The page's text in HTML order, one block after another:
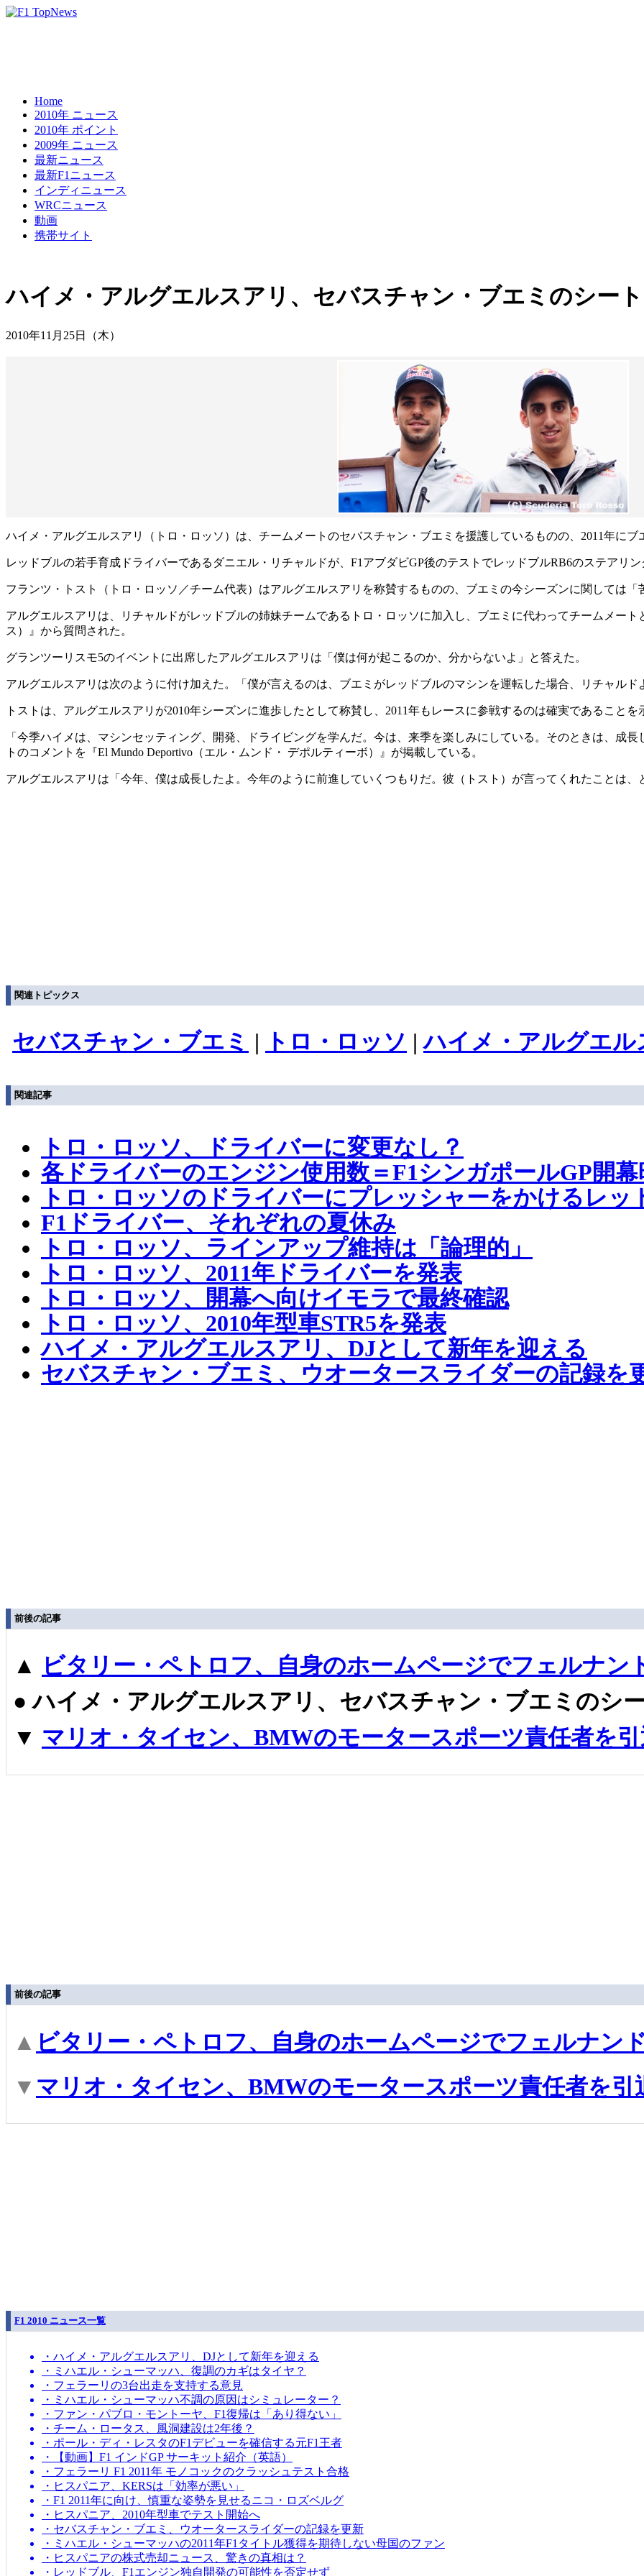
Home
2010年 ニュース
2010年 ポイント
2009年 ニュース
最新ニュース
最新F1ニュース
インディニュース
WRCニュース
動画
携帯サイト
ハイメ・アルグエルスアリ、セバスチャン・ブエミのシー
2010年11月25日（木）
ハイメ・アルグエルスアリ（トロ・ロッソ）は、チームメートのセバスチャン・ブエミを援護しているものの、2011年に
レッドブルの若手育成ドライバーであるダニエル・リチャルドが、F1アブダビGP後のテストでレッドブルRB6のステアリ
フランツ・トスト（トロ・ロッソ／チーム代表）はアルグエルスアリを称賛するものの、ブエミの今シーズンに関しては
アルグエルスアリは、リチャルドがレッドブルの姉妹チームであるトロ・ロッソに加入し、ブエミに代わってチームメー
ス）』から質問された。
グランツーリスモ5のイベントに出席したアルグエルスアリは「僕は何が起こるのか、分からないよ」と答えた。
アルグエルスアリは次のように付け加えた。「僕が言えるのは、ブエミがレッドブルのマシンを運転した場合、リチャル
トストは、アルグエルスアリが2010年シーズンに進歩したとして称賛し、2011年もレースに参戦するのは確実であることを
「今季ハイメは、マシンセッティング、開発、ドライビングを学んだ。今は、来季を楽しみにしている。そのときは、成
トのコメントを『El Mundo Deportivo（エル・ムンド・ デポルティーボ）』が掲載している。
アルグエルスアリは「今年、僕は成長したよ。今年のように前進していくつもりだ。彼（トスト）が言ってくれたことは
関連トピックス
セバスチャン・ブエミ | トロ・ロッソ |ハイメ・アルグエル
関連記事
トロ・ロッソ、ドライバーに変更なし？
各ドライバーのエンジン使用数＝F1シンガポールGP開幕
トロ・ロッソのドライバーにプレッシャーをかけるレッ
F1ドライバー、それぞれの夏休み
トロ・ロッソ、ラインアップ維持は「論理的」
トロ・ロッソ、2011年ドライバーを発表
トロ・ロッソ、開幕へ向けイモラで最終確認
トロ・ロッソ、2010年型車STR5を発表
ハイメ・アルグエルスアリ、DJとして新年を迎える
セバスチャン・ブエミ、ウオータースライダーの記録を
前後の記事
▲ ビタリー・ペトロフ、自身のホームページでフェルナン
●ハイメ・アルグエルスアリ、セバスチャン・ブエミのシ
▼ マリオ・タイセン、BMWのモータースポーツ責任者を
前後の記事
▲ ビタリー・ペトロフ、自身のホームページでフェルナン
▼ マリオ・タイセン、BMWのモータースポーツ責任者を引
F1 2010 ニュース一覧
・ハイメ・アルグエルスアリ、DJとして新年を迎える
・ミハエル・シューマッハ、復調のカギはタイヤ？
・フェラーリの3台出走を支持する意見
・ミハエル・シューマッハ不調の原因はシミュレーター？
・ファン・パブロ・モントーヤ、F1復帰は「あり得ない」
・チーム・ロータス、風洞建設は2年後？
・ポール・ディ・レスタのF1デビューを確信する元F1王者
・【動画】F1 インドGP サーキット紹介（英語）
・フェラーリ F1 2011年 モノコックのクラッシュテスト合格
・ヒスパニア、KERSは「効率が悪い」
・F1 2011年に向け、慎重な姿勢を見せるニコ・ロズベルグ
・ヒスパニア、2010年型車でテスト開始へ
・セバスチャン・ブエミ、ウオータースライダーの記録を更新
・ミハエル・シューマッハの2011年F1タイトル獲得を期待しない母国のファン
・ヒスパニアの株式売却ニュース、驚きの真相は？
・レッドブル、F1エンジン独自開発の可能性を否定せず